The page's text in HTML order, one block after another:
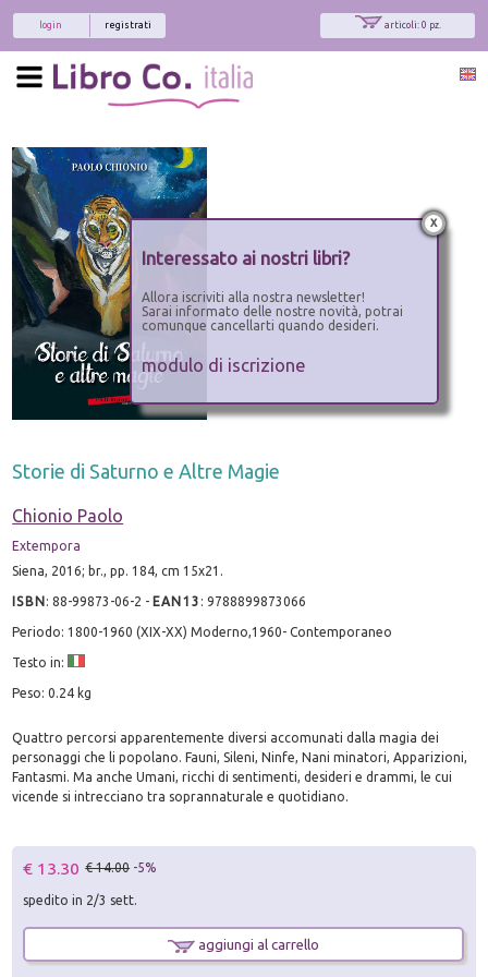
articoli: 0 pz.
registrati
login
Storie di Saturno e Altre Magie
Chionio Paolo
Extempora
Siena, 2016; br., pp. 184, cm 15x21.
ISBN:88-99873-06-2 - EAN13 :9788899873066
Periodo: 1800-1960 (XIX-XX) Moderno,1960- Contemporaneo
Testo in:
Peso: 0.24 kg
Quattro percorsi apparentemente diversi accomunati dalla magia dei
personaggi che li popolano. Fauni, Sileni, Ninfe, Nani minatori, Apparizioni,
Fantasmi. Ma anche Umani, ricchi di sentimenti, desideri e drammi, le cui
vicende si intrecciano tra soprannaturale e quotidiano.
€ 13.30 € 14.00 -5%
spedito in 2/3 sett.
aggiungi al carrello
x
Interessato ai nostri libri?
Allora iscriviti alla nostra newsletter!
Sarai informato delle nostre novità, potrai
comunque cancellarti quando desideri.
modulo di iscrizione